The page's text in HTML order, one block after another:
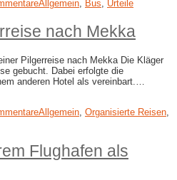
Allgemein Bus Urteile
nach Mekka
Pilgerreise nach Mekka Die Kläger
gebucht. Dabei erfolgte die
anderen Hotel als vereinbart.…
Allgemein Organisierte Reisen
Flughafen als